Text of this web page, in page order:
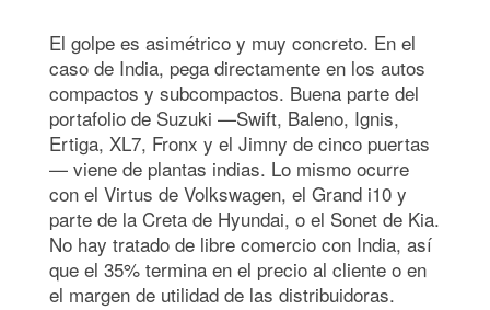
El golpe es asimétrico y muy concreto. En el
caso de India, pega directamente en los autos
compactos y subcompactos. Buena parte del
portafolio de Suzuki —Swift, Baleno, Ignis,
Ertiga, XL7, Fronx y el Jimny de cinco puertas
— viene de plantas indias. Lo mismo ocurre
con el Virtus de Volkswagen, el Grand i10 y
parte de la Creta de Hyundai, o el Sonet de Kia.
No hay tratado de libre comercio con India, así
que el 35% termina en el precio al cliente o en
el margen de utilidad de las distribuidoras.